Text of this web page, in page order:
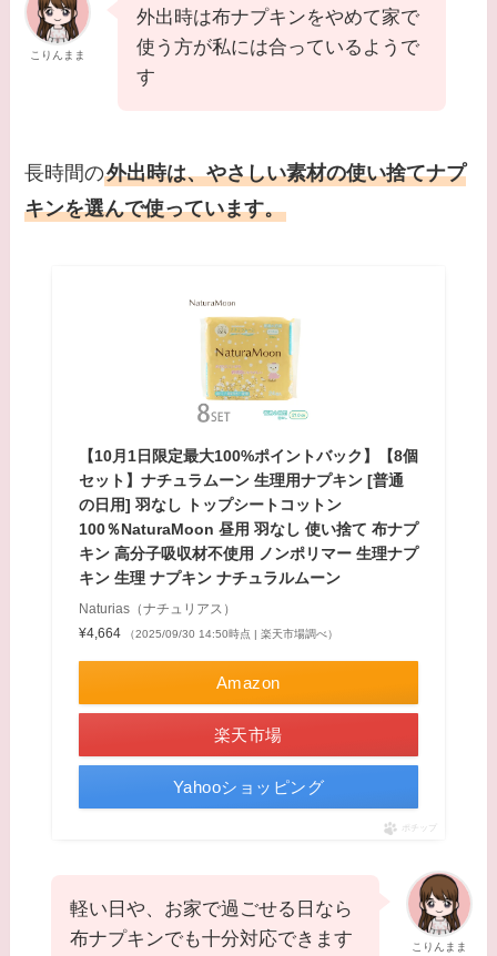
こりんまま
外出時は布ナプキンをやめて家で
使う方が私には合っているようで
す
長時間の外出時は、やさしい素材の使い捨てナプ
キンを選んで使っています。
【10月1日限定最大100%ポイントバック】【8個
セット】ナチュラムーン 生理用ナプキン [普通
の日用] 羽なし トップシートコットン
100％NaturaMoon 昼用 羽なし 使い捨て 布ナプ
キン 高分子吸収材不使用 ノンポリマー 生理ナプ
キン 生理 ナプキン ナチュラルムーン
Naturias（ナチュリアス）
¥4,664
（2025/09/30 14:50時点 | 楽天市場調べ）
Amazon
楽天市場
Yahooショッピング
ポチップ
こりんまま
軽い日や、お家で過ごせる日なら
布ナプキンでも十分対応できます